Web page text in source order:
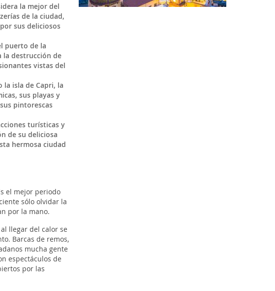
la mejor del
de la ciudad,
sus deliciosos
puerto de la
la destrucción de
vistas del
isla de Capri, la
sus playas y
pintorescas
turísticas y
de su deliciosa
hermosa ciudad
el mejor periodo
sólo olvidar la
por la mano.
llegar del calor se
Barcas de remos,
mucha gente
espectáculos de
por las